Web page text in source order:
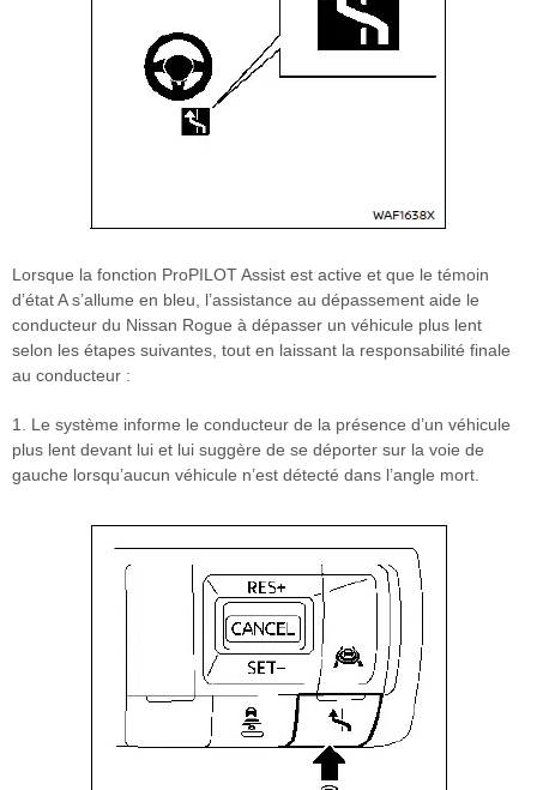
Lorsque la fonction ProPILOT Assist est active et que le témoin
d’état A s’allume en bleu, l’assistance au dépassement aide le
conducteur du Nissan Rogue à dépasser un véhicule plus lent
selon les étapes suivantes, tout en laissant la responsabilité finale
au conducteur :
1. Le système informe le conducteur de la présence d’un véhicule
plus lent devant lui et lui suggère de se déporter sur la voie de
gauche lorsqu’aucun véhicule n’est détecté dans l’angle mort.